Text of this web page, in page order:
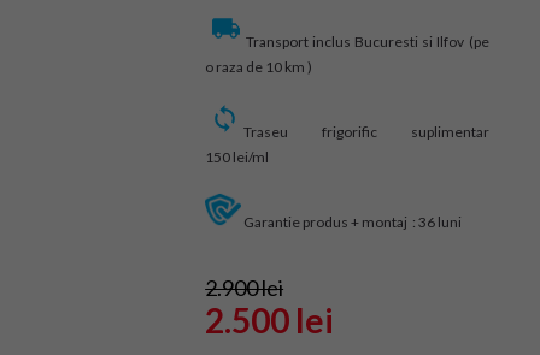
Transport inclus Bucuresti si Ilfov (pe
o raza de 10 km )
Traseu frigorific suplimentar
150 lei/ml
Garantie produs + montaj : 36 luni
2.900 lei
2.500 lei